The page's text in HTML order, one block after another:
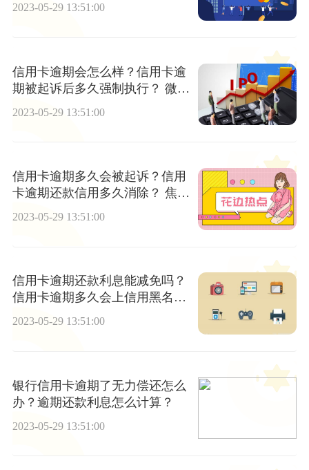
2023-05-29 13:51:00
信用卡逾期会怎么样？信用卡逾
期被起诉后多久强制执行？ 微速
2023-05-29 13:51:00
信用卡逾期多久会被起诉？信用
卡逾期还款信用多久消除？ 焦点
速讯
2023-05-29 13:51:00
信用卡逾期还款利息能减免吗？
信用卡逾期多久会上信用黑名
单？-环球观察
2023-05-29 13:51:00
银行信用卡逾期了无力偿还怎么
办？逾期还款利息怎么计算？
2023-05-29 13:51:00